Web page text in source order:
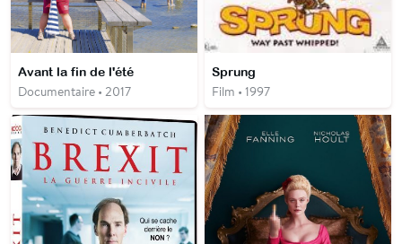
Avant la fin de l'été
Documentaire • 2017
Sprung
Film • 1997